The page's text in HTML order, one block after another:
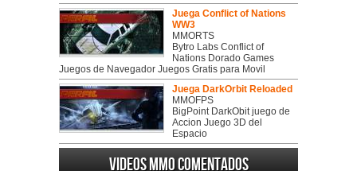
Juega Conflict of Nations
WW3
MMORTS
Bytro Labs Conflict of
Nations Dorado Games
Juegos de Navegador Juegos Gratis para Movil
Juega DarkOrbit Reloaded
MMOFPS
BigPoint DarkObit juego de
Accion Juego 3D del
Espacio
Videos MMO Comentados